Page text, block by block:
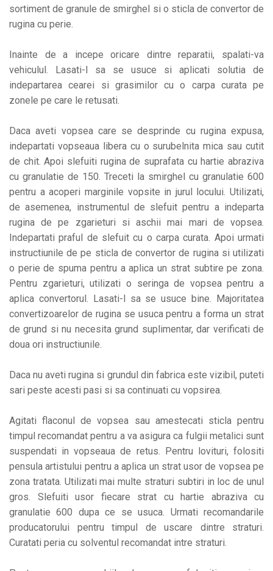
sortiment de granule de smirghel si o sticla de convertor de
rugina cu perie.
Inainte de a incepe oricare dintre reparatii, spalati-va
vehiculul. Lasati-l sa se usuce si aplicati solutia de
indepartarea cearei si grasimilor cu o carpa curata pe
zonele pe care le retusati.
Daca aveti vopsea care se desprinde cu rugina expusa,
indepartati vopseaua libera cu o surubelnita mica sau cutit
de chit. Apoi slefuiti rugina de suprafata cu hartie abraziva
cu granulatie de 150. Treceti la smirghel cu granulatie 600
pentru a acoperi marginile vopsite in jurul locului. Utilizati,
de asemenea, instrumentul de slefuit pentru a indeparta
rugina de pe zgarieturi si aschii mai mari de vopsea.
Indepartati praful de slefuit cu o carpa curata. Apoi urmati
instructiunile de pe sticla de convertor de rugina si utilizati
o perie de spuma pentru a aplica un strat subtire pe zona.
Pentru zgarieturi, utilizati o seringa de vopsea pentru a
aplica convertorul. Lasati-l sa se usuce bine. Majoritatea
convertizoarelor de rugina se usuca pentru a forma un strat
de grund si nu necesita grund suplimentar, dar verificati de
doua ori instructiunile.
Daca nu aveti rugina si grundul din fabrica este vizibil, puteti
sari peste acesti pasi si sa continuati cu vopsirea.
Agitati flaconul de vopsea sau amestecati sticla pentru
timpul recomandat pentru a va asigura ca fulgii metalici sunt
suspendati in vopseaua de retus. Pentru lovituri, folositi
pensula artistului pentru a aplica un strat usor de vopsea pe
zona tratata. Utilizati mai multe straturi subtiri in loc de unul
gros. Slefuiti usor fiecare strat cu hartie abraziva cu
granulatie 600 dupa ce se usuca. Urmati recomandarile
producatorului pentru timpul de uscare dintre straturi.
Curatati peria cu solventul recomandat intre straturi.